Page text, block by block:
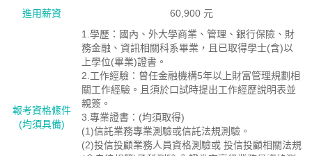
進用薪資
60,900 元
報考資格絛件
(均須具備)
1.學歷：國內、外大學商業、管理、銀行保險、財
務金融、資訊相關科系畢業，且已取得學士(含)以
上學位(畢業)證書。
2.工作經驗：曾任金融機構5年以上財富管理規劃相
關工作經驗。且須於口試時提出工作經歷說明表並
親簽。
3.專業證書：(均須取得)
(1)信託業務專業測驗或信託法規測驗。
(2)投信投顧業務人員資格測驗或 投信投顧相關法規